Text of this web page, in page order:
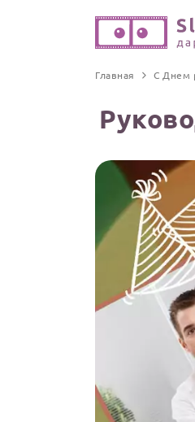
Главная С Днем